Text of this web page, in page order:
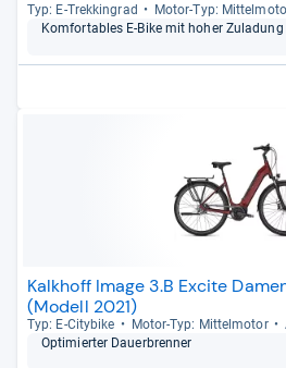
Typ: E-​Trek­kin­grad Motor-​Typ:
Kom­for­ta­bles E-​Bike mit hoher Zula­dung
Kalkhoff Image 3.B Excite
(Modell 2021)
Typ: E-​City­bike Motor-​Typ: Mit­tel­mo­tor
Opti­mier­ter Dau­er­bren­ner